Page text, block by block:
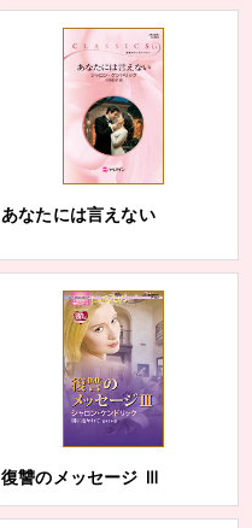
あなたには言えない
復讐のメッセージ Ⅲ